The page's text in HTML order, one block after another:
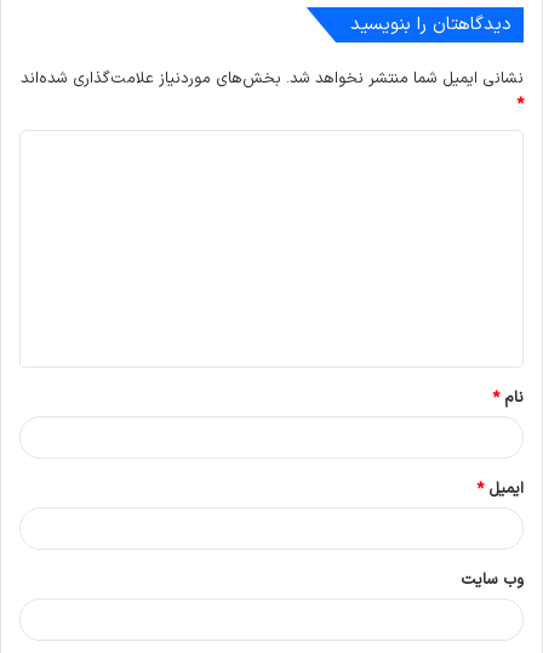
دیدگاهتان را بنویسید
نشانی ایمیل شما منتشر نخواهد شد. بخش‌های موردنیاز علامت‌گذاری شده‌اند
*
*
نام*
ایمیل*
وب‌ سایت